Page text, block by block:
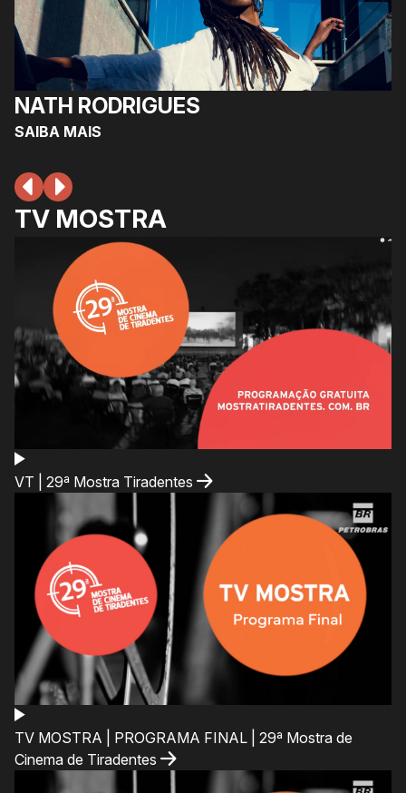
NATH RODRIGUES
SAIBA MAIS
TV MOSTRA
VT | 29ª Mostra Tiradentes
TV MOSTRA | PROGRAMA FINAL | 29ª Mostra de
Cinema de Tiradentes